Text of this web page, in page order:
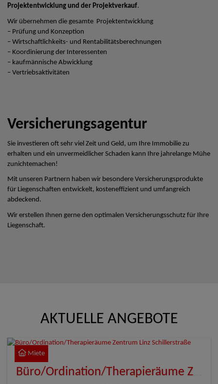
Projektentwicklung und der Projektverkauf.
Wir übernehmen die gesamte Projektentwicklung
– Prüfung und Konzeption
– Wirtschaftlichkeits- und Rentabilitätsberechnungen
– Koordinierung der Interessenten
– kaufmännische Abwicklung
– Vertriebsaktivitäten
Versicherungsagentur
Sie investieren oft sehr viel Zeit und Geld, um Ihre Immobilie zu
erhalten und ein unvermeidlicher Schaden kann Ihre jahrelange Mühe
zunichtemachen!
Mit unseren Partnern haben wir besondere Versicherungsprodukte
für Liegenschaften entwickelt, kosteneffizient und umfangreich
abdeckend.
Wir erstellen Ihnen gerne den optimalen Versicherungsschutz für Ihre
Liegenschaft.
AKTUELLE ANGEBOTE
Miete